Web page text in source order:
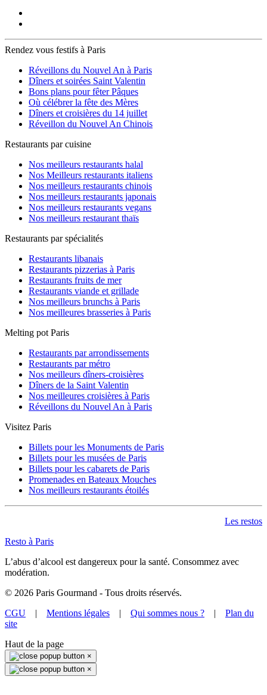
Rendez vous festifs à Paris
Réveillons du Nouvel An à Paris
Dîners et soirées Saint Valentin
Bons plans pour fêter Pâques
Où célébrer la fête des Mères
Dîners et croisières du 14 juillet
Réveillon du Nouvel An Chinois
Restaurants par cuisine
Nos meilleurs restaurants halal
Nos Meilleurs restaurants italiens
Nos meilleurs restaurants chinois
Nos meilleurs restaurants japonais
Nos meilleurs restaurants vegans
Nos meilleurs restaurant thaïs
Restaurants par spécialités
Restaurants libanais
Restaurants pizzerias à Paris
Restaurants fruits de mer
Restaurants viande et grillade
Nos meilleurs brunchs à Paris
Nos meilleures brasseries à Paris
Melting pot Paris
Restaurants par arrondissements
Restaurants par métro
Nos meilleurs dîners-croisières
Dîners de la Saint Valentin
Nos meilleures croisières à Paris
Réveillons du Nouvel An à Paris
Visitez Paris
Billets pour les Monuments de Paris
Billets pour les musées de Paris
Billets pour les cabarets de Paris
Promenades en Bateaux Mouches
Nos meilleurs restaurants étoilés
Les restos
Resto à Paris
L’abus d’alcool est dangereux pour la santé. Consommez avec
modération.
© 2026 Paris Gourmand - Tous droits réservés.
CGU | Mentions légales | Qui sommes nous ? | Plan du
site
Haut de la page
×
×